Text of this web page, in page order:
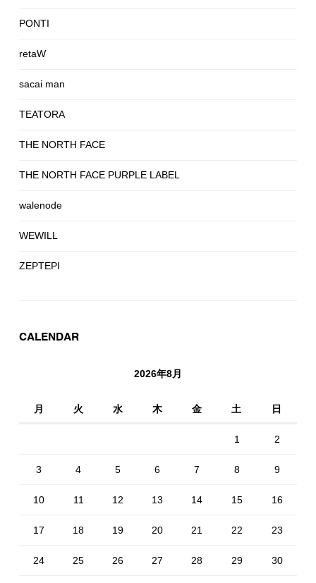
PONTI
retaW
sacai man
TEATORA
THE NORTH FACE
THE NORTH FACE PURPLE LABEL
walenode
WEWILL
ZEPTEPI
CALENDAR
2026年8月
月 火 水 木 金 土 日
1 2
3 4 5 6 7 8 9
10 11 12 13 14 15 16
17 18 19 20 21 22 23
24 25 26 27 28 29 30